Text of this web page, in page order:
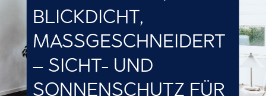
BLICKDICHT,
MASSGESCHNEIDERT
– SICHT- UND
SONNENSCHUTZ FÜR